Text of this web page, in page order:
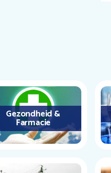
Gezondheid &
Farmacie